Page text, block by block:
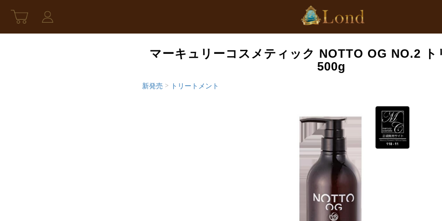
マーキュリーコスメティック NOTTO OG NO.2 ト
500g
新発売 > トリートメント